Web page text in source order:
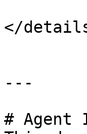
</
---
# Agent